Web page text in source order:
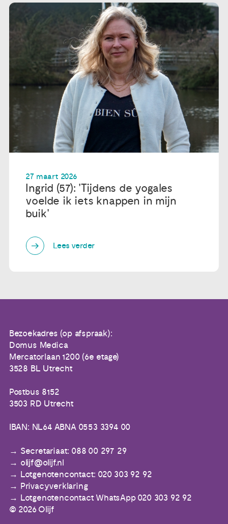
27 maart 2026
Ingrid (57): 'Tijdens de yogales
voelde ik iets knappen in mijn
buik'
Lees verder
Bezoekadres (op afspraak):
Domus Medica
Mercatorlaan 1200 (6e etage)
3528 BL Utrecht
Postbus 8152
3503 RD Utrecht
IBAN: NL64 ABNA 0553 3394 00
Secretariaat: 088 00 297 29
olijf@olijf.nl
Lotgenotencontact: 020 303 92 92
Privacyverklaring
Lotgenotencontact WhatsApp 020 303 92 92
© 2026 Olijf